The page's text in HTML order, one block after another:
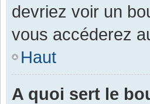
devriez voir un
vous accéderez
Haut
A quoi sert le